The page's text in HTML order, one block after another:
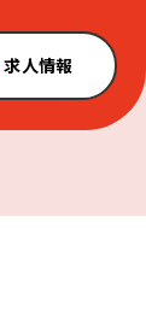
求人情報